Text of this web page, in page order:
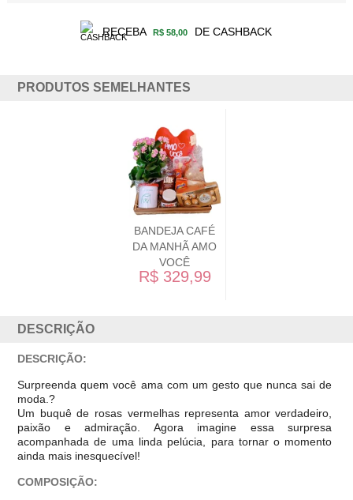
RECEBA R$ 58,00 DE CASHBACK
PRODUTOS SEMELHANTES
BANDEJA CAFÉ
DA MANHÃ AMO
VOCÊ
R$ 329,99
DESCRIÇÃO
DESCRIÇÃO:
Surpreenda quem você ama com um gesto que nunca sai de
moda.?
Um buquê de rosas vermelhas representa amor verdadeiro,
paixão e admiração. Agora imagine essa surpresa
acompanhada de uma linda pelúcia, para tornar o momento
ainda mais inesquecível!
COMPOSIÇÃO: